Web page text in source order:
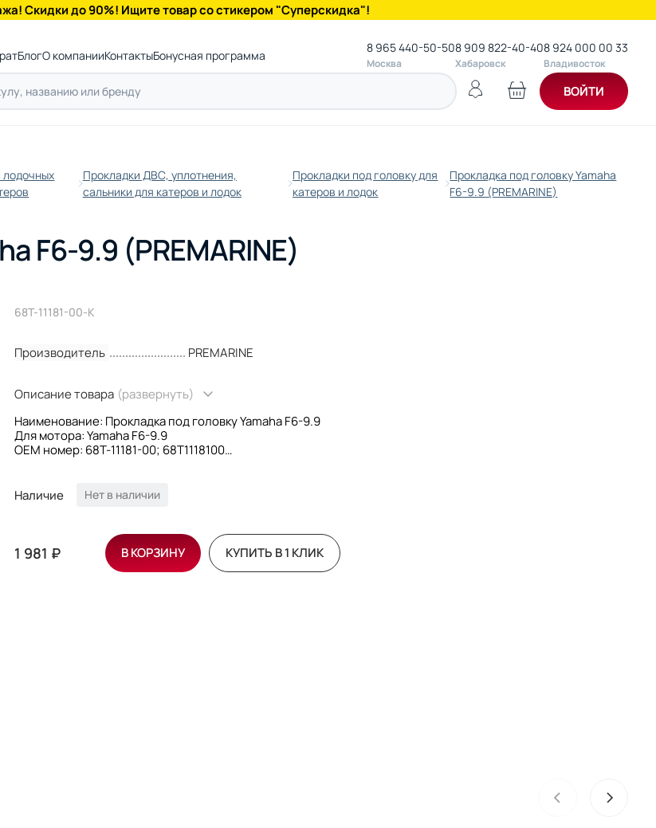
Скидки до 90%! Ищите товар со стикером "Суперскидка"!
БлогО компанииКонтактыБонусная программа 8 965 440-50-50
Москва
8 909 822-40-40
Хабаровск
8 924 000 00 33
Владивосток
ВОЙТИ
лодочных
Прокладки ДВС, уплотнения,
сальники для катеров и лодок
Прокладки под головку для
катеров и лодок
Прокладка под головку Yamaha
F6-9.9 (PREMARINE)
F6-9.9 (PREMARINE)
68T-11181-00-K
Производитель PREMARINE
Описание товара (развернуть)
Наименование: Прокладка под головку Yamaha F6-9.9
Для мотора: Yamaha F6-9.9
OEM номер: 68T-11181-00; 68T1118100
Наличие
Нет в наличии
1 981 ₽ В КОРЗИНУ КУПИТЬ В 1 КЛИК